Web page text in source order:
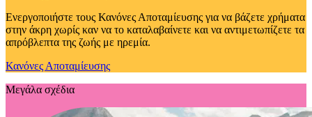
Ενεργοποιήστε τους Κανόνες Αποταμίευσης για να βάζετε χρήματα
στην άκρη χωρίς καν να το καταλαβαίνετε και να αντιμετωπίζετε τα
απρόβλεπτα της ζωής με ηρεμία.
Κανόνες Αποταμίευσης
Μεγάλα σχέδια